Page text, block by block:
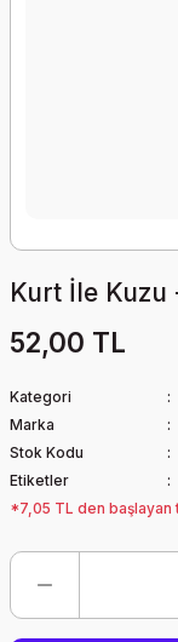
Kurt İle Kuzu
52,00 TL
Kategori
Marka
Stok Kodu
Etiketler
*7,05 TL den başlayan